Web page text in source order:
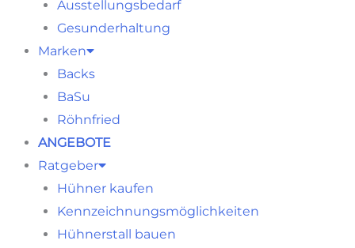
Ausstellungsbedarf
Gesunderhaltung
Marken
Backs
BaSu
Röhnfried
ANGEBOTE
Ratgeber
Hühner kaufen
Kennzeichnungsmöglichkeiten
Hühnerstall bauen